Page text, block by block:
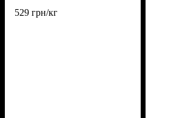
529 грн/кг